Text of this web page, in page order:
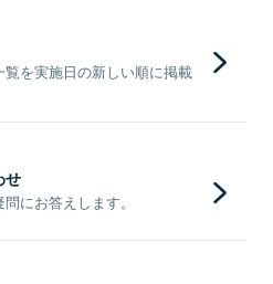
を実施日の新しい順に掲載
せ
にお答えします。